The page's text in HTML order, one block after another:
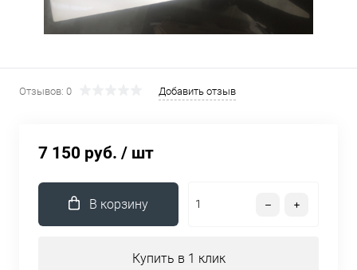
Отзывов: 0 Добавить отзыв
7 150 руб. / шт
В корзину
Купить в 1 клик